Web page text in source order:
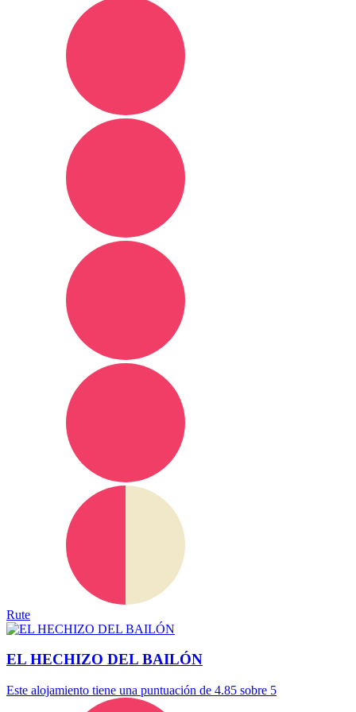
Rute
EL HECHIZO DEL BAILÓN
Este alojamiento tiene una puntuación de 4.85 sobre 5